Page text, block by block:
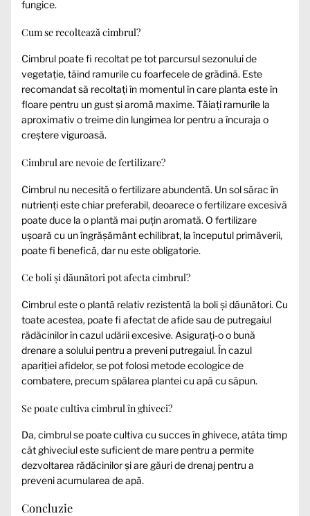
fungice.
Cum se recoltează cimbrul?
Cimbrul poate fi recoltat pe tot parcursul sezonului de
vegetație, tăind ramurile cu foarfecele de grădină. Este
recomandat să recoltați în momentul în care planta este în
floare pentru un gust și aromă maxime. Tăiați ramurile la
aproximativ o treime din lungimea lor pentru a încuraja o
creștere viguroasă.
Cimbrul are nevoie de fertilizare?
Cimbrul nu necesită o fertilizare abundentă. Un sol sărac în
nutrienți este chiar preferabil, deoarece o fertilizare excesivă
poate duce la o plantă mai puțin aromată. O fertilizare
ușoară cu un îngrășământ echilibrat, la începutul primăverii,
poate fi benefică, dar nu este obligatorie.
Ce boli și dăunători pot afecta cimbrul?
Cimbrul este o plantă relativ rezistentă la boli și dăunători. Cu
toate acestea, poate fi afectat de afide sau de putregaiul
rădăcinilor în cazul udării excesive. Asigurați-o o bună
drenare a solului pentru a preveni putregaiul. În cazul
apariției afidelor, se pot folosi metode ecologice de
combatere, precum spălarea plantei cu apă cu săpun.
Se poate cultiva cimbrul în ghiveci?
Da, cimbrul se poate cultiva cu succes în ghivece, atâta timp
cât ghiveciul este suficient de mare pentru a permite
dezvoltarea rădăcinilor și are găuri de drenaj pentru a
preveni acumularea de apă.
Concluzie